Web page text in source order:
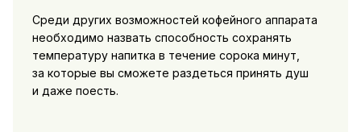
Среди других возможностей кофейного аппарата
необходимо назвать способность сохранять
температуру напитка в течение сорока минут,
за которые вы сможете раздеться принять душ
и даже поесть.